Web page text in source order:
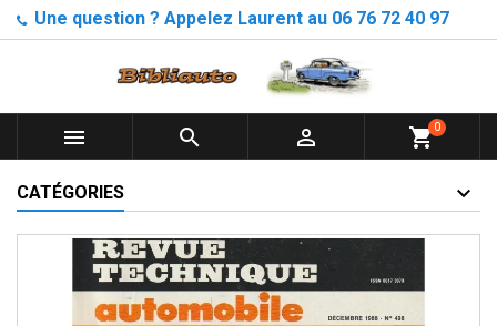
Une question ? Appelez Laurent au 06 76 72 40 97
   shopping_cart0
CATÉGORIES